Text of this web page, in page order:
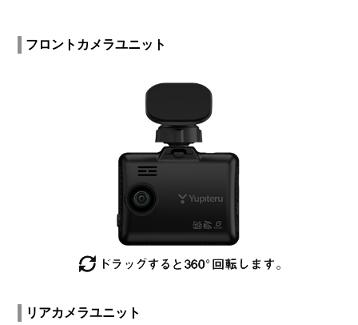
フロントカメラユニット
リアカメラユニット